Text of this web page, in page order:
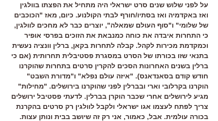
על לפני שלוש שנים סרט ישראלי היה מתחיל את הפצתו בוולגין
ואז באקדמיה ואז בסתיו/חורף לבתי הקולנוע. כיום, מאז "הכוכבים
של שלומי" ו"סוף העולם שמאלה", יוצרים כבר לא מחכים לוולגין,
כי התחרות איבדה את כוחה כמנבאת את הזוכים בפרסי אופיר
וכמקדמת מכירות לקהל. קבלה לתחרות בקאן, ברלין וונציה נעשית
בתנאי שזו בכורתו של הסרט במסגרת פסטיבלית תחרותית (אם כי
ברלין בשנים האחרונות הסכים להקרין סרטים בתחרות שהוקרנו
חודש קודם בסאנדאנס). "איזה עולם נפלא" ו"מדורת השבט"
הוקרנו בקרלובי וארי ובברלין לפני שהוקרנו בירושלים. "מחילות"
מגיע לירושלים אחרי שכבר הוקרן בברלין. לדעתי פסטיבל ירושלים
צריך לפתח לעצמו אגו ישראלי ולקבל לוולגין רק סרטים בהקרנת
בכורה עולמית. אבל, כאמור, אני רק זה שיושב בבית ונותן עצות.